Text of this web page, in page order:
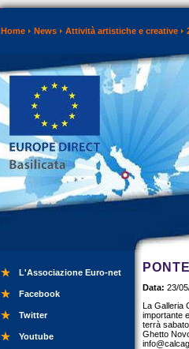
Home News Attività artistiche e creative
L'Associazione Euro-net
Facebook
Twitter
Youtube
Data: 23/
La Galleria
importante
terrà
Ghetto